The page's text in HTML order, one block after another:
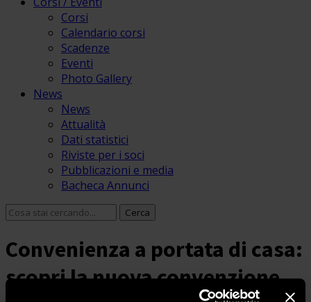
Corsi
Calendario corsi
Scadenze
Eventi
Photo Gallery
News
News
Attualità
Dati statistici
Riviste per i soci
Pubblicazioni e media
Bacheca Annunci
Convenienza a portata di casa:
scopri la nuova convenzione